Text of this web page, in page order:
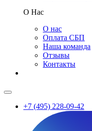
О Нас
О нас
Оплата СБП
Наша команда
Отзывы
Контакты
+7 (495) 228-09-42